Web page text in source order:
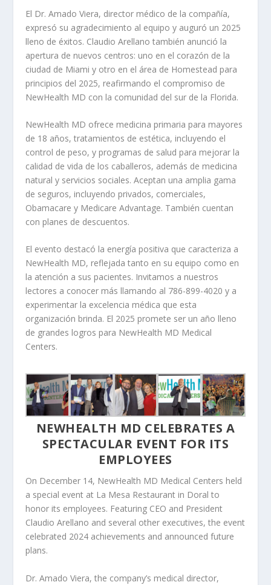
El Dr. Amado Viera, director médico de la compañía,
expresó su agradecimiento al equipo y auguró un 2025
lleno de éxitos. Claudio Arellano también anunció la
apertura de nuevos centros: uno en el corazón de la
ciudad de Miami y otro en el área de Homestead para
principios del 2025, reafirmando el compromiso de
NewHealth MD con la comunidad del sur de la Florida.
NewHealth MD ofrece medicina primaria para mayores
de 18 años, tratamientos de estética, incluyendo el
control de peso, y programas de salud para mejorar la
calidad de vida de los caballeros, además de medicina
natural y servicios sociales. Aceptan una amplia gama
de seguros, incluyendo privados, comerciales,
Obamacare y Medicare Advantage. También cuentan
con planes de descuentos.
El evento destacó la energía positiva que caracteriza a
NewHealth MD, reflejada tanto en su equipo como en
la atención a sus pacientes. Invitamos a nuestros
lectores a conocer más llamando al 786-899-4020 y a
experimentar la excelencia médica que esta
organización brinda. El 2025 promete ser un año lleno
de grandes logros para NewHealth MD Medical
Centers.
NEWHEALTH MD CELEBRATES A
SPECTACULAR EVENT FOR ITS
EMPLOYEES
On December 14, NewHealth MD Medical Centers held
a special event at La Mesa Restaurant in Doral to
honor its employees. Featuring CEO and President
Claudio Arellano and several other executives, the event
celebrated 2024 achievements and announced future
plans.
Dr. Amado Viera, the company’s medical director,